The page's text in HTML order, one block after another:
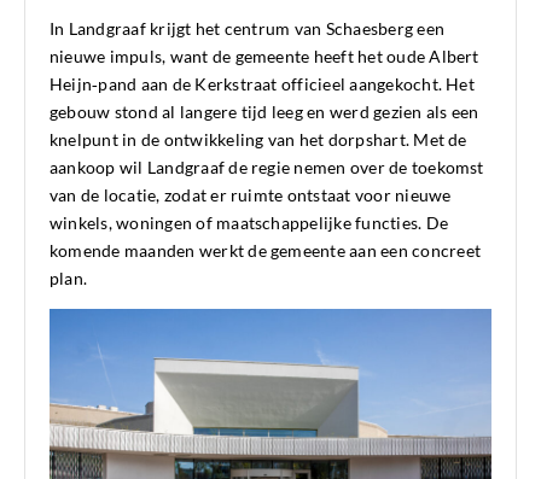
In Landgraaf krijgt het centrum van Schaesberg een
nieuwe impuls, want de gemeente heeft het oude Albert
Heijn‑pand aan de Kerkstraat officieel aangekocht. Het
gebouw stond al langere tijd leeg en werd gezien als een
knelpunt in de ontwikkeling van het dorpshart. Met de
aankoop wil Landgraaf de regie nemen over de toekomst
van de locatie, zodat er ruimte ontstaat voor nieuwe
winkels, woningen of maatschappelijke functies. De
komende maanden werkt de gemeente aan een concreet
plan.